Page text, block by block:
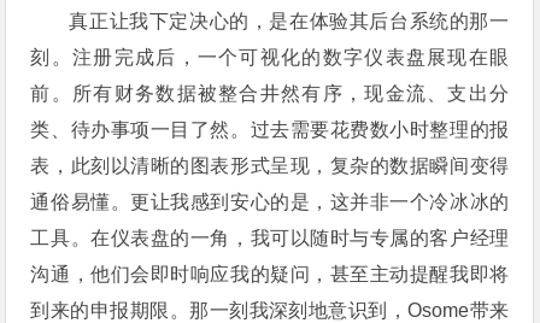
真正让我下定决心的，是在体验其后台系统的那一
刻。注册完成后，一个可视化的数字仪表盘展现在眼
前。所有财务数据被整合井然有序，现金流、支出分
类、待办事项一目了然。过去需要花费数小时整理的报
表，此刻以清晰的图表形式呈现，复杂的数据瞬间变得
通俗易懂。更让我感到安心的是，这并非一个冷冰冰的
工具。在仪表盘的一角，我可以随时与专属的客户经理
沟通，他们会即时响应我的疑问，甚至主动提醒我即将
到来的申报期限。那一刻我深刻地意识到，Osome带来